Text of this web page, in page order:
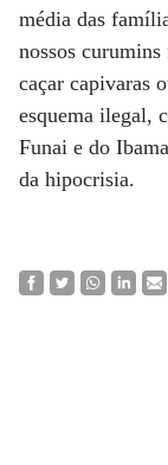
média das
nossos curumins
caçar capivaras
esquema ilegal,
Funai e do
da hipocrisia.